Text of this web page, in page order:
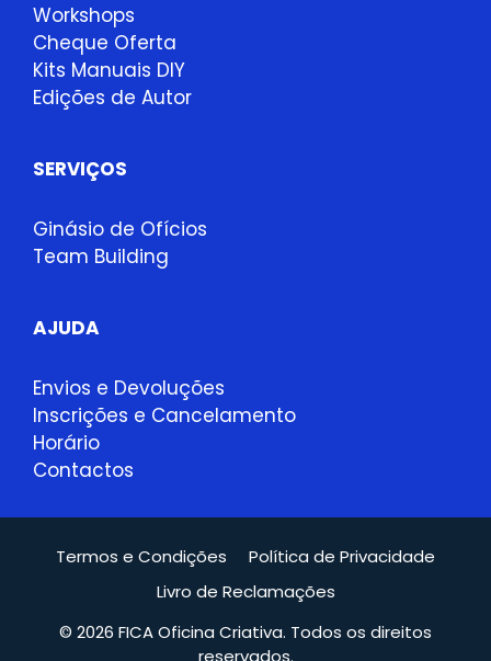
Workshops
Cheque Oferta
Kits Manuais DIY
Edições de Autor
SERVIÇOS
Ginásio de Ofícios
Team Building
AJUDA
Envios e Devoluções
Inscrições e Cancelamento
Horário
Contactos
Termos e Condições
Política de Privacidade
Livro de Reclamações
© 2026 FICA Oficina Criativa. Todos os direitos
reservados.